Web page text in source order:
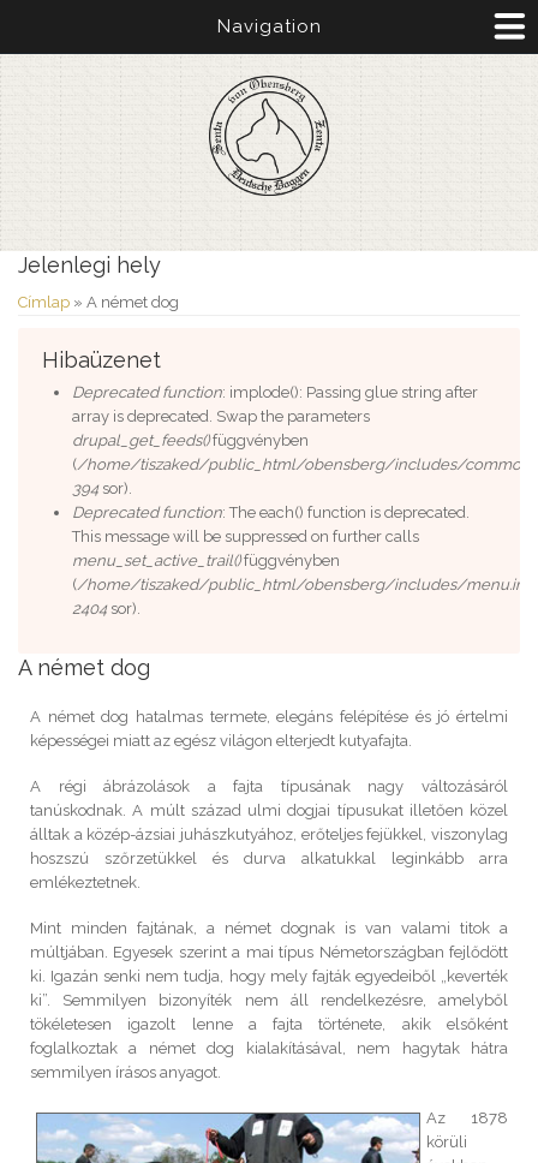
Navigation
Jelenlegi hely
Címlap » A német dog
Hibaüzenet
Deprecated function: implode(): Passing glue string after
array is deprecated. Swap the parameters
drupal_get_feeds()függvényben
(/home/tiszaked/public_html/obensberg/includes/
394 sor).
Deprecated function: The each() function is deprecated.
This message will be suppressed on further calls
menu_set_active_trail()függvényben
(/home/tiszaked/public_html/obensberg/includes/menu.inc
2404 sor).
A német dog
A német dog hatalmas termete, elegáns felépítése és jó értelmi
képességei miatt az egész világon elterjedt kutyafajta.
A régi ábrázolások a fajta típusának nagy változásáról
tanúskodnak. A múlt század ulmi dogjai típusukat illetően közel
álltak a közép-ázsiai juhászkutyához, erőteljes fejükkel, viszonylag
hoszszú szőrzetükkel és durva alkatukkal leginkább arra
emlékeztetnek.
Mint minden fajtának, a német dognak is van valami titok a
múltjában. Egyesek szerint a mai típus Németországban fejlődött
ki. Igazán senki nem tudja, hogy mely fajták egyedeiből „keverték
ki”. Semmilyen bizonyíték nem áll rendelkezésre, amelyből
tökéletesen igazolt lenne a fajta története, akik elsőként
foglalkoztak a német dog kialakításával, nem hagytak hátra
semmilyen írásos anyagot.
Az 1878
körüli